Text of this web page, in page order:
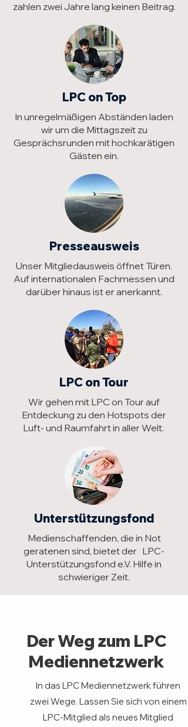
zahlen zwei Jahre lang keinen Beitrag.
LPC on Top
In unregelmäßigen Abständen laden
wir um die Mittagszeit zu
Gesprächsrunden mit hochkarätigen
Gästen ein.
Presseausweis
Unser Mitgliedausweis öffnet Türen.
Auf internationalen Fachmessen und
darüber hinaus ist er anerkannt.
LPC on Tour
Wir gehen mit LPC on Tour auf
Entdeckung zu den Hotspots der
Luft- und Raumfahrt in aller Welt.
Unterstützungsfond
Medienschaffenden, die in Not
geratenen sind, bietet der LPC-
Unterstützungsfond e.V. Hilfe in
schwieriger Zeit.
Der Weg zum LPC
Mediennetzwerk
In das LPC Mediennetzwerk führen
zwei Wege. Lassen Sie sich von einem
LPC-Mitglied als neues Mitglied